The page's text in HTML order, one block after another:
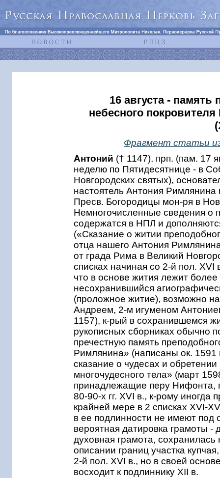
16 августа -
небесного
Фрагмент статьи
Антоний († 1147), прп. (пам. 17
неделю по Пятидесятнице - в
Новгородских святых),
настоятель Антония Римлянина
Пресв. Богородицы мон-ря в
Немногочисленные сведения о
содержатся в НПЛ и
(«Сказание о житии
отца нашего Антония
от града Рима в Великий
списках начиная со 2-й пол. XVI
что в основе жития лежит
несохранившийся
(проложное житие), возможно
Андреем, 2-м игуменом
1157), к-рый в сохранившемся
рукописных сборниках обычно
пречестную память
Римлянина» (написаны ок.
сказание о чудесах и
многочудесного тела» (март
принадлежащие перу Нифонта,
80-90-х гг. XVI в., к-рому
крайней мере в 2 списках XVI-
в ее подлинности не имеют под
вероятная датировка грамоты -
духовная грамота,
описании границ участка
2-й пол. XVI в., но в своей
восходит к подлиннику ХII в.